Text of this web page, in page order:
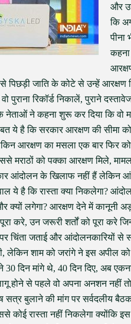
और
कि
पीना
कहना
जाति के कोटे से उन्हें आरक्षण
पुराना रिकॉर्ड निकालें, पुराने
नेताओं ने कहना शुरू कर दिया कि वो
ये है कि सरकार आरक्षण की सीमा
आरक्षण का मसला एक बार फिर
मराठों को पक्का आरक्षण मिले,
आंदोलन के खिलाफ नहीं हैं लेकिन
ये है कि रास्ता क्या निकलेगा?
क्यों लगेगा? आरक्षण देने में कानूनी
करे, उन जरूरी शर्तों को पूरा करे
पर चिंता जताई और
शाम को जरांगे ने इस अपील को
30 दिन मांगे थे, 40 दिन दिए, अब
होने से पहले वो अपना अनशन नहीं
सत्र बुलाने की मांग पर सर्वदलीय
कोई रास्ता नहीं निकलेगा